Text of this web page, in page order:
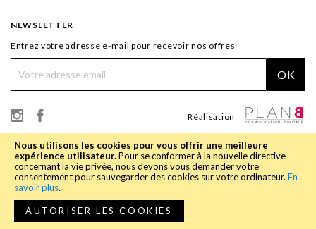
Nous utilisons les cookies pour vous offrir une meilleure
expérience utilisateur.Pour se conformer à la nouvelle directive
concernant la vie privée, nous devons vous demander votre
consentement pour sauvegarder des cookies sur votre ordinateur. En
savoir plus.
AUTORISER LES COOKIES
NEWSLETTER
Entrez votre adresse e-mail pour recevoir nos offres
OK
Réalisation